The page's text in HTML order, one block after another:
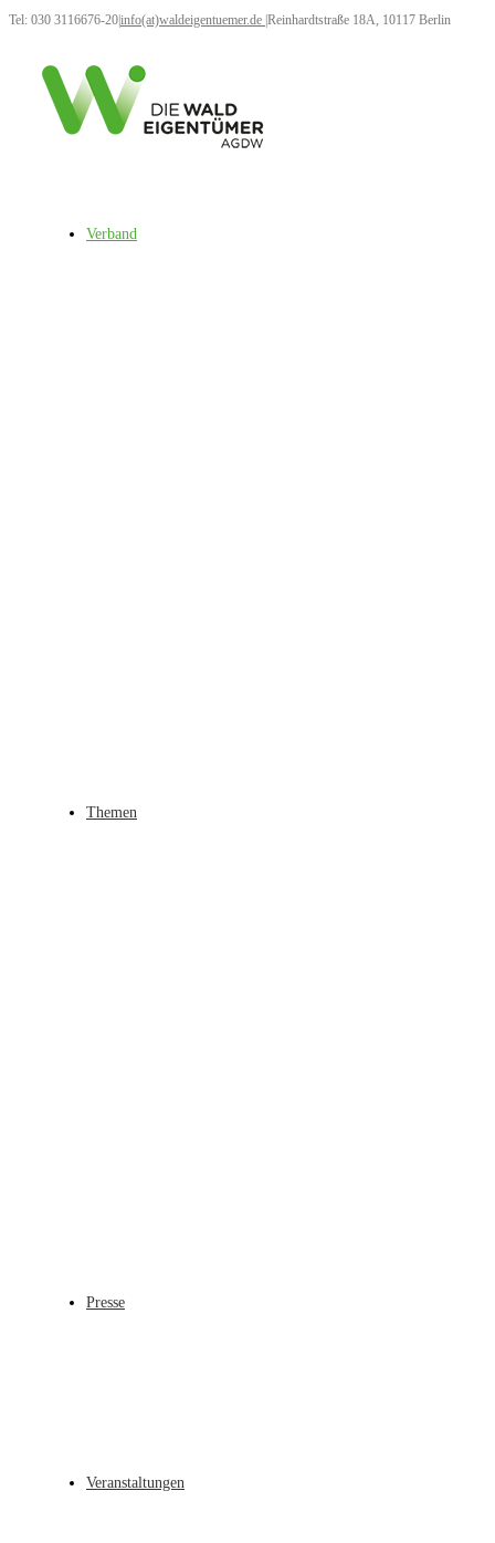
Tel: 030 3116676-20info(at)waldeigentuemer.de Reinhardtstraße 18A, 10117 Berlin
Verband
Themen
Presse
Veranstaltungen